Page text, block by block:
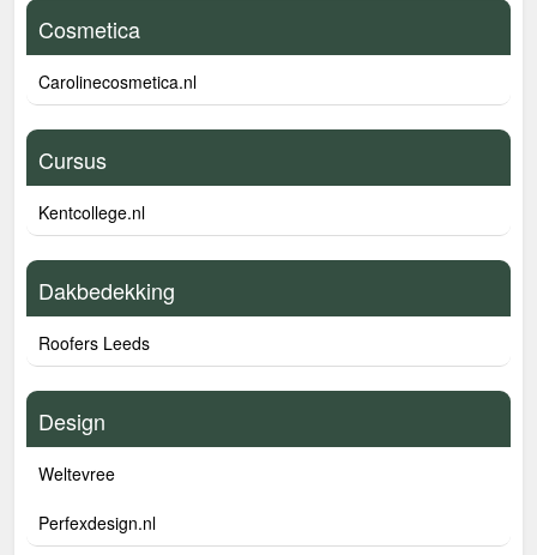
Cosmetica
Carolinecosmetica.nl
Cursus
Kentcollege.nl
Dakbedekking
Roofers Leeds
Design
Weltevree
Perfexdesign.nl